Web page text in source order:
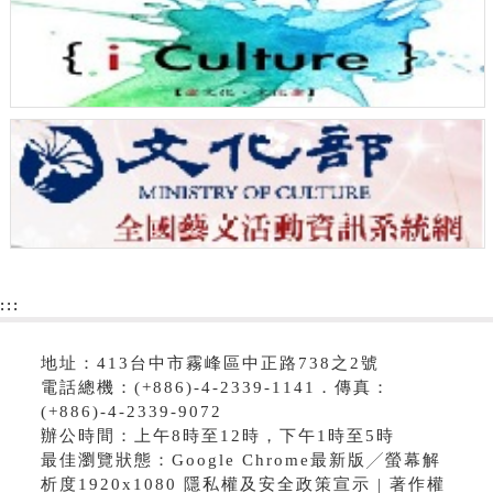
:::
地址：413台中市霧峰區中正路738之2號
電話總機：(+886)-4-2339-1141．傳真：
(+886)-4-2339-9072
辦公時間：上午8時至12時，下午1時至5時
最佳瀏覽狀態：Google Chrome最新版╱螢幕解
析度1920x1080 隱私權及安全政策宣示 | 著作權